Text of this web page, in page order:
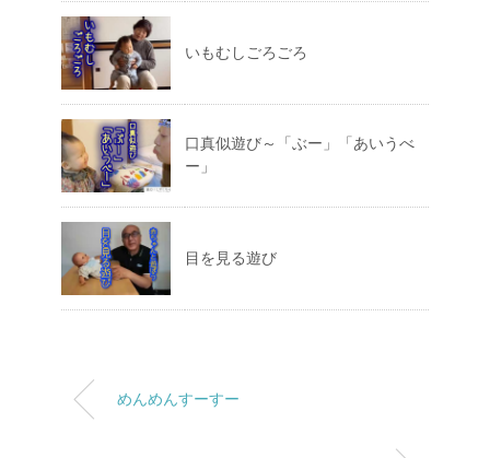
いもむしごろごろ
口真似遊び～「ぶー」「あいうべ
ー」
目を見る遊び
めんめんすーすー